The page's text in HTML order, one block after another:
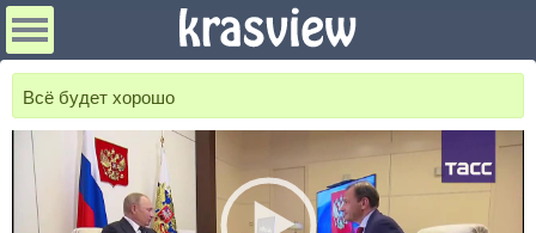
Всё будет хорошо